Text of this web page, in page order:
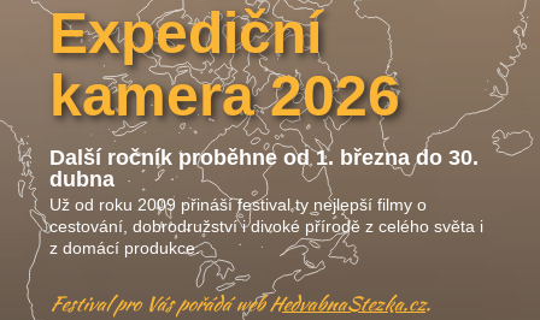
Expediční
kamera 2026
Další ročník proběhne od 1. března do 30.
dubna
Už od roku 2009 přináší festival ty nejlepší filmy o
cestování, dobrodružství i divoké přírodě z celého světa i
z domácí produkce.
Festival pro Vás pořádá webHedvabnaStezka.cz.